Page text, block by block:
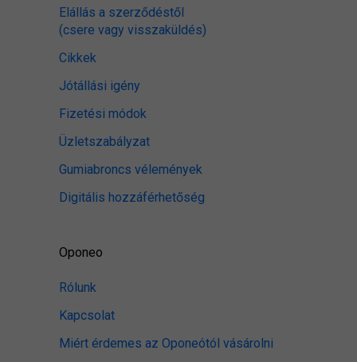
Elállás a szerződéstől
(csere vagy visszaküldés)
Cikkek
Jótállási igény
Fizetési módok
Üzletszabályzat
Gumiabroncs vélemények
Digitális hozzáférhetőség
Oponeo
Rólunk
Kapcsolat
Miért érdemes az Oponeótól vásárolni